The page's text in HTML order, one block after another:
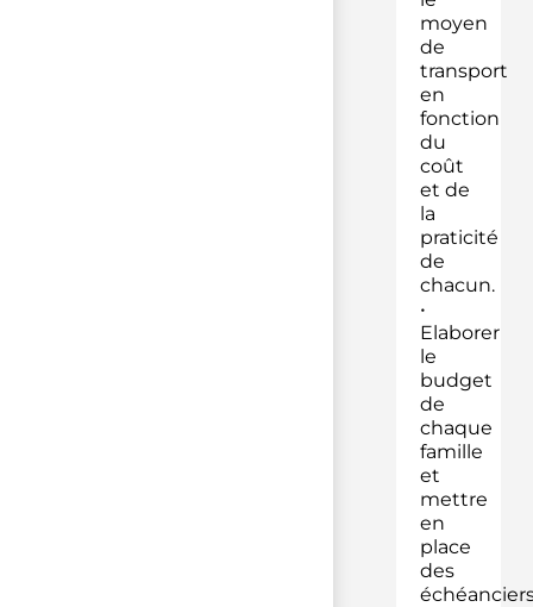
moyen
de
transport
en
fonction
du
coût
et de
la
praticité
de
chacun.
•
Elaborer
le
budget
de
chaque
famille
et
mettre
en
place
des